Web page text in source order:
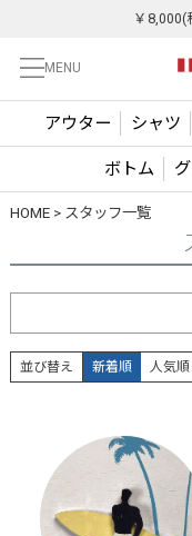
￥
MENU
アウター シャツ
ボトム
HOME スタッフ一覧
並び替え 新着順 人気順